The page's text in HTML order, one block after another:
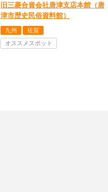
旧三菱合資会社唐津支店本館（唐
津市歴史民俗資料館）
九州
佐賀
オススメスポット